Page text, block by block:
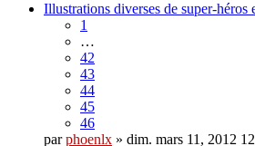
Illustrations diverses de super-héros
1
…
42
43
44
45
46
parphoenlx » dim. mars 11, 2012